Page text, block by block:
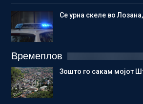
Се урна скеле во
Времеплов
Зошто го сакам мојот